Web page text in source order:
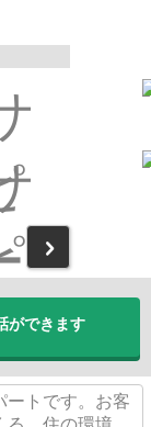
ができます
ートです。お客